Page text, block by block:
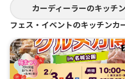
カーディーラーのキッチ
フェス・イベントのキッチンカ